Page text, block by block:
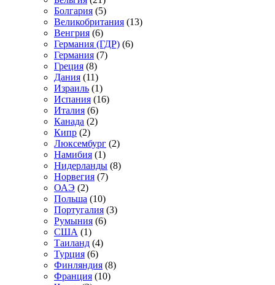
Болгария (5)
Великобритания (13)
Венгрия (6)
Германия (ГДР) (6)
Германия (7)
Греция (8)
Дания (11)
Израиль (1)
Испания (16)
Италия (6)
Канада (2)
Кипр (2)
Люксембург (2)
Намибия (1)
Нидерланды (8)
Норвегия (7)
ОАЭ (2)
Польша (10)
Португалия (3)
Румыния (6)
США (1)
Таиланд (4)
Турция (6)
Финляндия (8)
Франция (10)